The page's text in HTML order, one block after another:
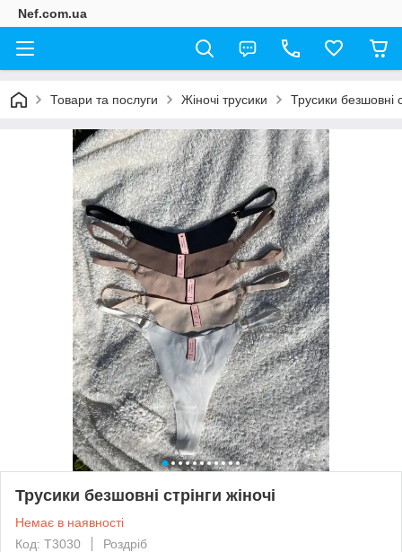
Nef.com.ua
Товари та послуги Жіночі трусики Трусики безшовні
Трусики безшовні стрінги жіночі
Немає в наявності
Код: T3030
Роздріб